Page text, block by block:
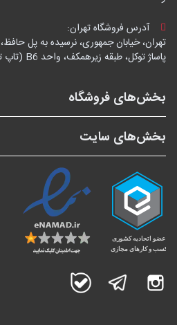
آدرس فروشگاه تهران:
تهران، خیابان جمهوری، نرسیده به پل حافظ،
پاساژ توکل، طبقه زیرهمکف، واحد B6 (تاپ ترونیک)
بخش‌های فروشگاه
بخش‌های سایت
اینستاگرام تلگرام